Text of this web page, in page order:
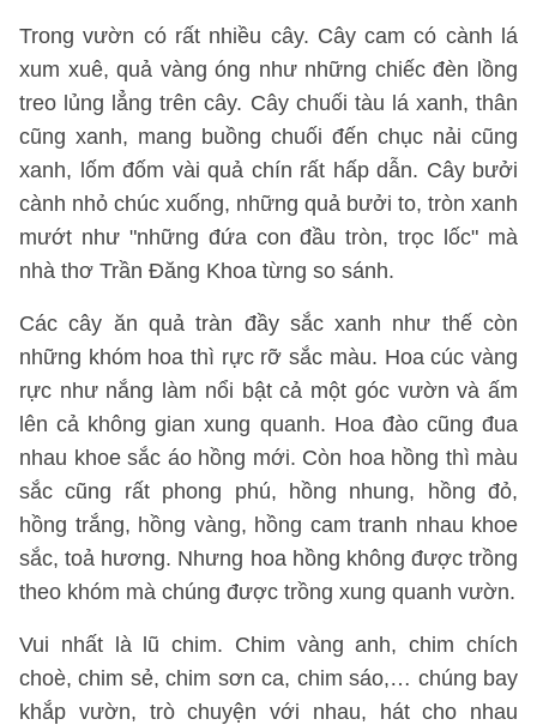
Trong vườn có rất nhiều cây. Cây cam có cành lá
xum xuê, quả vàng óng như những chiếc đèn lồng
treo lủng lẳng trên cây. Cây chuối tàu lá xanh, thân
cũng xanh, mang buồng chuối đến chục nải cũng
xanh, lốm đốm vài quả chín rất hấp dẫn. Cây bưởi
cành nhỏ chúc xuống, những quả bưởi to, tròn xanh
mướt như "những đứa con đầu tròn, trọc lốc" mà
nhà thơ Trần Đăng Khoa từng so sánh.
Các cây ăn quả tràn đầy sắc xanh như thế còn
những khóm hoa thì rực rỡ sắc màu. Hoa cúc vàng
rực như nắng làm nổi bật cả một góc vườn và ấm
lên cả không gian xung quanh. Hoa đào cũng đua
nhau khoe sắc áo hồng mới. Còn hoa hồng thì màu
sắc cũng rất phong phú, hồng nhung, hồng đỏ,
hồng trắng, hồng vàng, hồng cam tranh nhau khoe
sắc, toả hương. Nhưng hoa hồng không được trồng
theo khóm mà chúng được trồng xung quanh vườn.
Vui nhất là lũ chim. Chim vàng anh, chim chích
choè, chim sẻ, chim sơn ca, chim sáo,… chúng bay
khắp vườn, trò chuyện với nhau, hát cho nhau